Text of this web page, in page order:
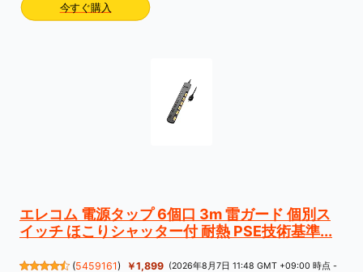
今すぐ購入
エレコム 電源タップ 6個口 3m 雷ガード 個別ス
イッチ ほこりシャッター付 耐熱 PSE技術基準...
(5459161) ￥1,899 (2026年8月7日 11:48 GMT +09:00 時点 -